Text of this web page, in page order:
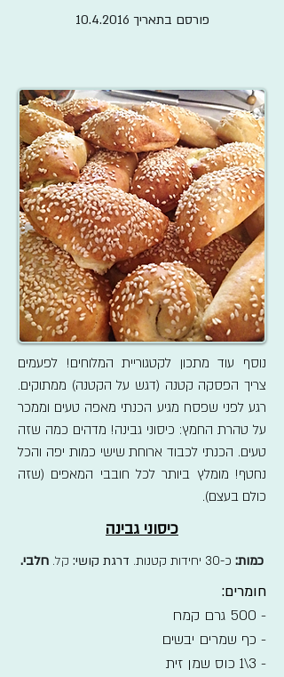
פורסם בתאריך 10.4.2016
נוסף עוד מתכון לקטגוריית המלוחים! לפעמים
צריך הפסקה קטנה (דגש על הקטנה) ממתוקים.
רגע לפני שפסח מגיע הכנתי מאפה טעים וממכר
על טהרת החמץ: כיסוני גבינה! מדהים כמה שזה
טעים. הכנתי לכבוד ארוחת שישי כמות יפה והכל
נחטף! מומלץ ביותר לכל חובבי המאפים (שזה
כולם בעצם).
כיסוני גבינה
כמות: כ-30 יחידות קטנות . דרגת קושי: קל. חלבי.
חומרים:
- 500 גרם קמח
- כף שמרים יבשים
- 3\1 כוס שמן זית